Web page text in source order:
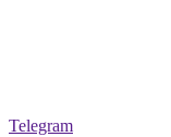
Telegram